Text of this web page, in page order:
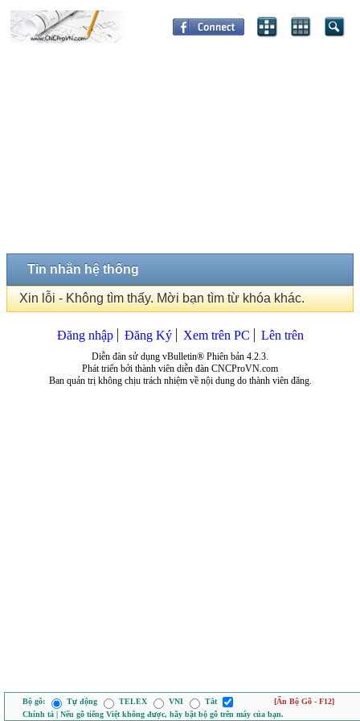
Tin nhắn hệ thống
Xin lỗi - Không tìm thấy. Mời bạn tìm từ khóa khác.
Đăng nhập Đăng Ký Xem trên PC Lên trên
Diễn đàn sử dụng vBulletin® Phiên bản 4.2.3.
Phát triển bởi thành viên diễn đàn CNCProVN.com
Ban quản trị không chịu trách nhiệm về nội dung do thành viên đăng.
Bộ gõ: Tự động TELEX VNI Tắt
[Ẩn Bộ Gõ - F12]
Chính tả | Nếu gõ tiếng Việt không được, hãy bật bộ gõ trên máy của bạn.